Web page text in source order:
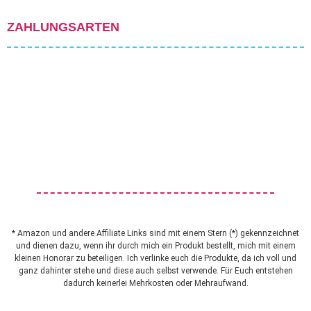
ZAHLUNGSARTEN
* Amazon und andere Affiliate Links sind mit einem Stern (*) gekennzeichnet
und dienen dazu, wenn ihr durch mich ein Produkt bestellt, mich mit einem
kleinen Honorar zu beteiligen. Ich verlinke euch die Produkte, da ich voll und
ganz dahinter stehe und diese auch selbst verwende. Für Euch entstehen
dadurch keinerlei Mehrkosten oder Mehraufwand.